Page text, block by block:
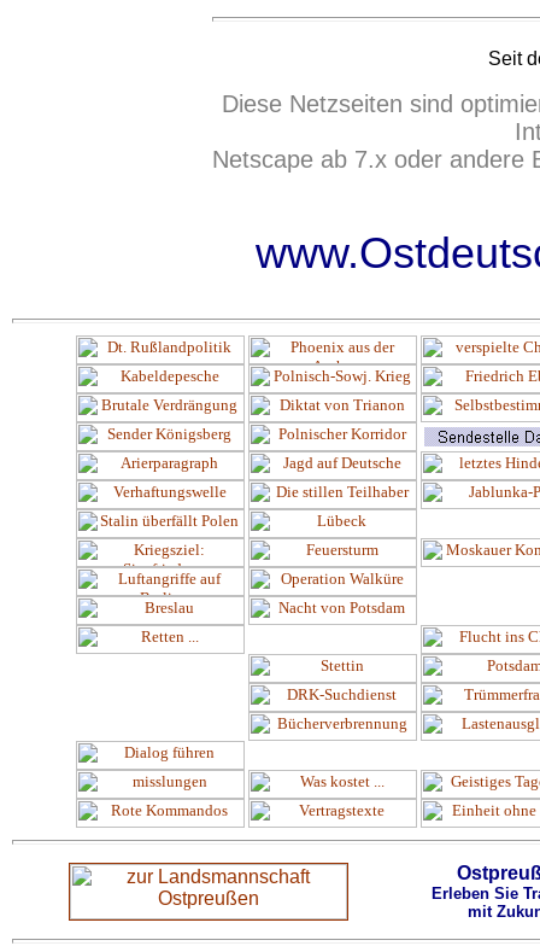
Seit
Diese Netzseiten sind
Netscape ab 7.x oder andere
Erleben Sie
mit